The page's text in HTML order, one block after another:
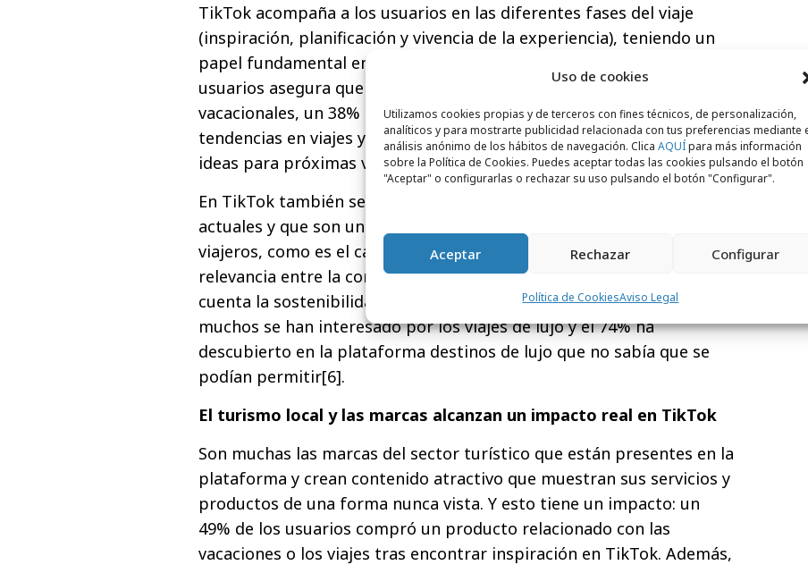
Uso de cookies
Utilizamos cookies propias y de terceros con fines técnicos, de personalización,
analíticos y para mostrarte publicidad relacionada con tus preferencias mediante
análisis anónimo de los hábitos de navegación. Clica AQUÍpara más información
sobre la Política de Cookies. Puedes aceptar todas las cookies pulsando el botón
"Aceptar" o configurarlas o rechazar su uso pulsando el botón "Configurar".
Aceptar Rechazar Configurar
Política de CookiesAviso Legal
TikTok acompaña a los usuarios en las diferentes fases del viaje
(inspiración, planificación y vivencia de la experiencia), teniendo un
papel fundamental en la etapa del descubrimiento. Un 40% de los
usuarios asegura que usa TikTok para inspirarse sobre destinos
vacacionales, un 38% confiesa que lo hace para descubrir las últimas
tendencias en viajes y a un 34% le sirve como inspiración general de
ideas para próximas vacaciones.
En TikTok también se pueden descubrir las tendencias de viajes
actuales y que son un reflejo del comportamiento actual de los
viajeros, como es el caso de los viajes sostenibles que están ganando
relevancia entre la comunidad con 7 de cada 10 usuarios teniendo en
cuenta la sostenibilidad más que antes[5]. A través de TikTok
muchos se han interesado por los viajes de lujo y el 74% ha
descubierto en la plataforma destinos de lujo que no sabía que se
podían permitir[6].
El turismo local y las marcas alcanzan un impacto real en TikTok
Son muchas las marcas del sector turístico que están presentes en la
plataforma y crean contenido atractivo que muestran sus servicios y
productos de una forma nunca vista. Y esto tiene un impacto: un
49% de los usuarios compró un producto relacionado con las
vacaciones o los viajes tras encontrar inspiración en TikTok. Además,